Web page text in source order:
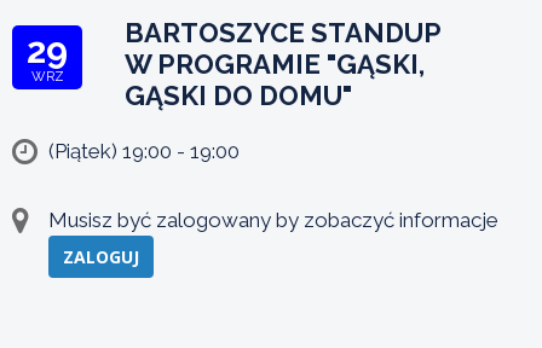
29
WRZ
BARTOSZYCE STANDUP
W PROGRAMIE "GĄSKI,
GĄSKI DO DOMU"
(Piątek) 19:00 - 19:00
Musisz być zalogowany by zobaczyć informacje
ZALOGUJ